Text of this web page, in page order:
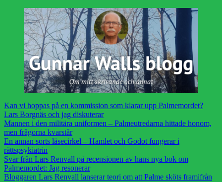
Kan vi hoppas på en kommission som klarar upp Palmemordet?
Lars Borgnäs och jag diskuterar
Mannen i den militära uniformen – Palmeutredarna hittade honom,
men frågorna kvarstår
En annan sorts läsecirkel – Hamlet och Godot fungerar i
rättspsykiatrin
Svar från Lars Renvall på recensionen av hans nya bok om
Palmemordet: Jag resonerar
Bloggaren Lars Renvall lanserar teori om att Palme sköts framifrån